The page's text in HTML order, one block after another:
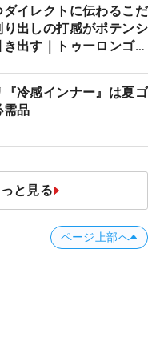
ダイレクトに伝わるこだ
り出しの打感がポテンシ
き出す｜トゥーロンゴル
『冷感インナー』は夏ゴ
需品
と見る
ページ上部へ